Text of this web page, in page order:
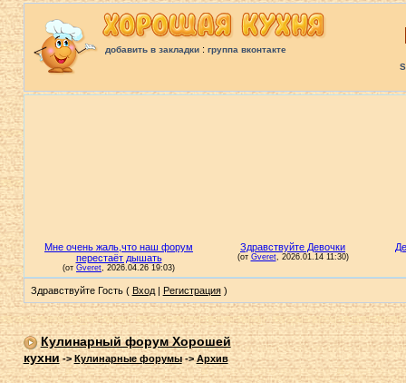
добавить в закладки: группа вконтакте
Здравствуйте Гость ( Вход| Регистрация)
Кулинарный форум Хорошей
кухни->Кулинарные форумы->Архив